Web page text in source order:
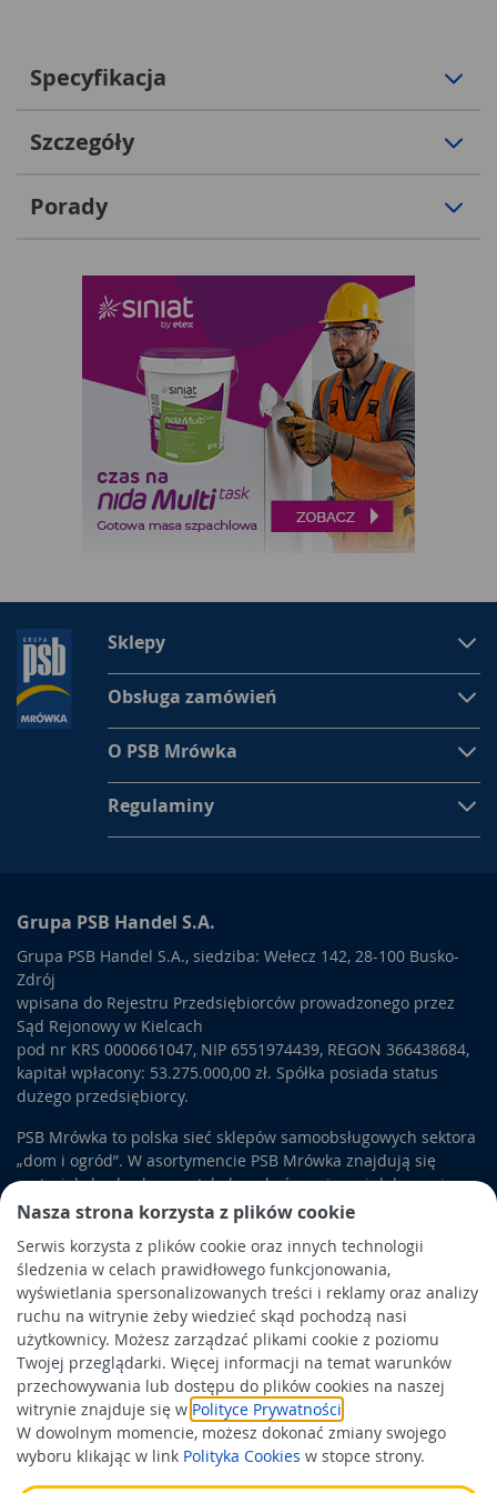
Nasza strona korzysta z plików cookie
Serwis korzysta z plików cookie oraz innych technologii
śledzenia w celach prawidłowego funkcjonowania,
wyświetlania spersonalizowanych treści i reklamy oraz analizy
ruchu na witrynie żeby wiedzieć skąd pochodzą nasi
użytkownicy. Możesz zarządzać plikami cookie z poziomu
Twojej przeglądarki. Więcej informacji na temat warunków
przechowywania lub dostępu do plików cookies na naszej
witrynie znajduje się w Polityce Prywatności
W dowolnym momencie, możesz dokonać zmiany swojego
wyboru klikając w link Polityka Cookies w stopce strony.
Specyfikacja
Szczegóły
Porady
Sklepy
Obsługa zamówień
O PSB Mrówka
Regulaminy
Grupa PSB Handel S.A.
Grupa PSB Handel S.A., siedziba: Wełecz 142, 28-100 Busko-
Zdrój
wpisana do Rejestru Przedsiębiorców prowadzonego przez
Sąd Rejonowy w Kielcach
pod nr KRS 0000661047, NIP 6551974439, REGON 366438684,
kapitał wpłacony: 53.275.000,00 zł. Spółka posiada status
dużego przedsiębiorcy.
PSB Mrówka to polska sieć sklepów samoobsługowych sektora
„dom i ogród”. W asortymencie PSB Mrówka znajdują się
materiały budowlane, artykuły wykończeniowe i dekoracyjne,
wyposażenie łazienek i kuchni, elektronarzędzia, a także
artykuły związane z ogrodem i otoczeniem domu.
Obowiązek informacyjny
Polityka prywatności
Polityka Cookies
Odbiór zużytego sprzętu
Wspierają nas: